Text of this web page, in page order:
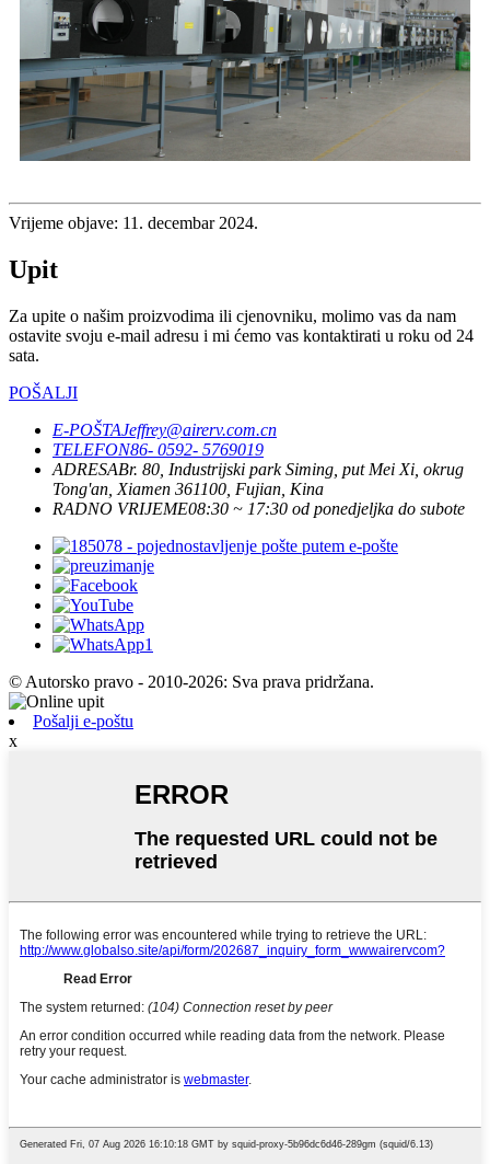
Vrijeme objave: 11. decembar 2024.
Upit
Za upite o našim proizvodima ili cjenovniku, molimo vas da nam
ostavite svoju e-mail adresu i mi ćemo vas kontaktirati u roku od 24
sata.
POŠALJI
E-POŠTAJeffrey@airerv.com.cn
TELEFON86- 0592- 5769019
ADRESABr. 80, Industrijski park Siming, put Mei Xi, okrug
Tong'an, Xiamen 361100, Fujian, Kina
RADNO VRIJEME08:30 ~ 17:30 od ponedjeljka do subote
© Autorsko pravo - 2010-2026: Sva prava pridržana.
Pošalji e-poštu
x